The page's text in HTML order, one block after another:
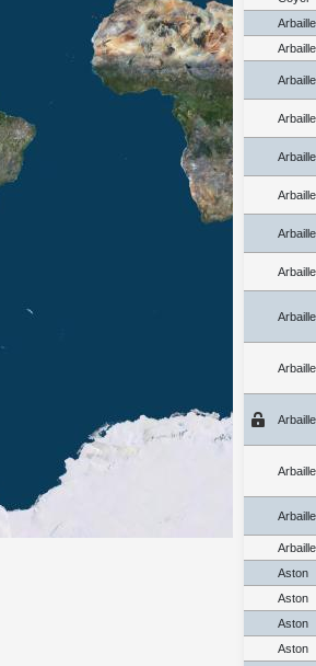
Aston
Aston
Aston
Aston